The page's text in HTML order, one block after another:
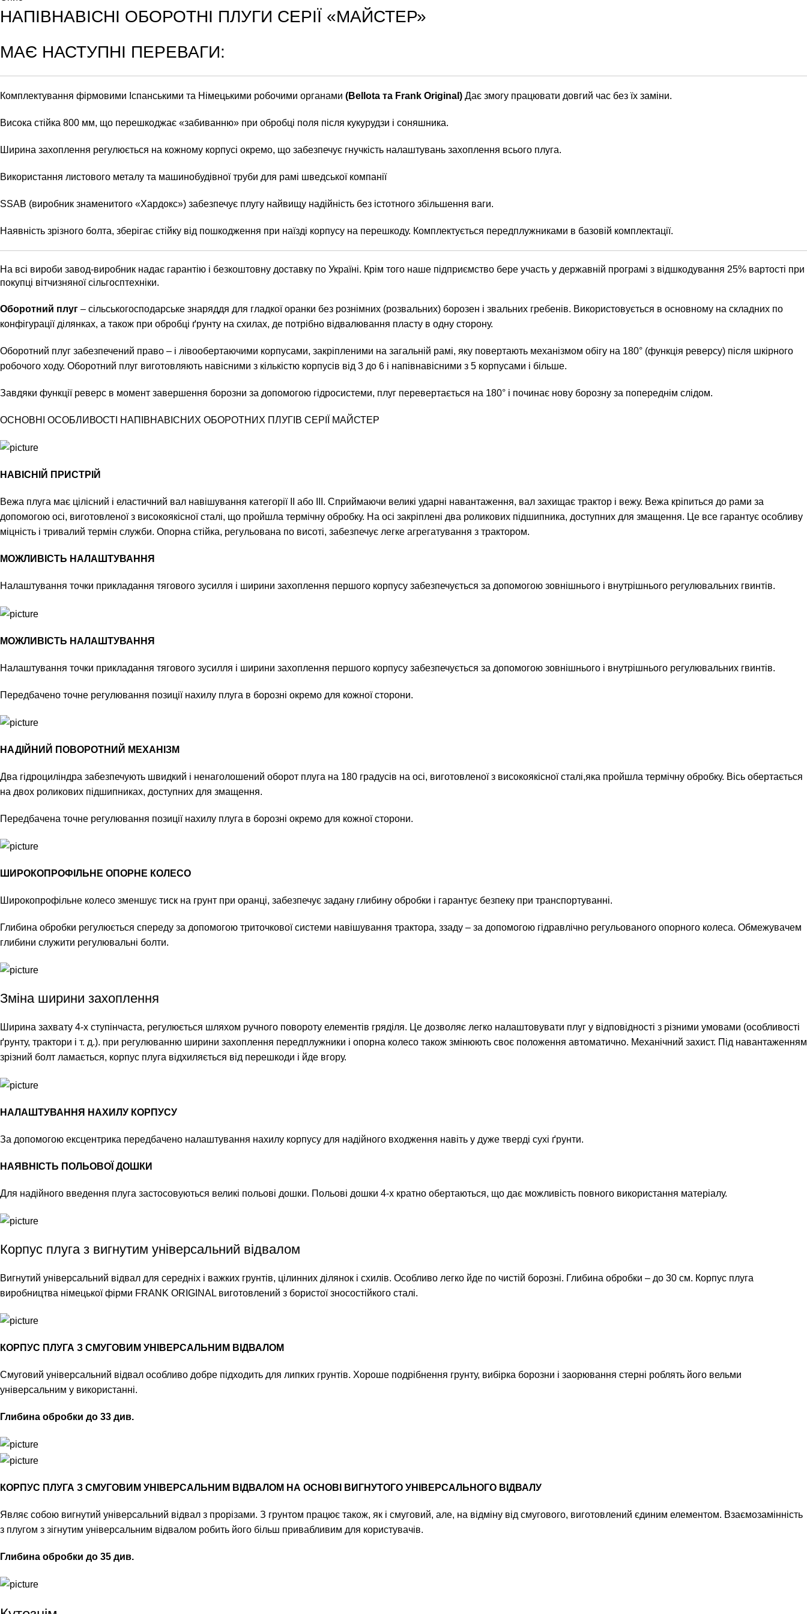
НАПІВНАВІСНІ ОБОРОТНІ ПЛУГИ СЕРІЇ «МАЙСТЕР»
МАЄ НАСТУПНІ ПЕРЕВАГИ:
Комплектування фірмовими Іспанськими та Німецькими робочими органами (Bellota та Frank Original) Дає змогу працювати довгий час без їх заміни.
Висока стійка 800 мм, що перешкоджає «забиванню» при обробці поля після кукурудзи і соняшника.
Ширина захоплення регулюється на кожному корпусі окремо, що забезпечує гнучкість налаштувань захоплення всього плуга.
Використання листового металу та машинобудівної труби для рамі шведської компанії
SSAB (виробник знаменитого «Хардокс») забезпечує плугу найвищу надійність без істотного збільшення ваги.
Наявність зрізного болта, зберігає стійку від пошкодження при наїзді корпусу на перешкоду. Комплектується передплужниками в базовій комплектації.
На всі вироби завод-виробник надає гарантію і безкоштовну доставку по Україні. Крім того наше підприємство бере участь у державній програмі з відшкодування 25% вартості при
покупці вітчизняної сільгосптехніки.
Оборотний плуг – сільськогосподарське знаряддя для гладкої оранки без рознімних (розвальних) борозен і звальних гребенів. Використовується в основному на складних по
конфігурації ділянках, а також при обробці ґрунту на схилах, де потрібно відвалювання пласту в одну сторону.
Оборотний плуг забезпечений право – і лівообертаючими корпусами, закріпленими на загальній рамі, яку повертають механізмом обігу на 180° (функція реверсу) після шкірного
робочого ходу. Оборотний плуг виготовляють навісними з кількістю корпусів від 3 до 6 і напівнавісними з 5 корпусами і більше.
Завдяки функції реверс в момент завершення борозни за допомогою гідросистеми, плуг перевертається на 180° і починає нову борозну за попереднім слідом.
ОСНОВНІ ОСОБЛИВОСТІ НАПІВНАВІСНИХ ОБОРОТНИХ ПЛУГІВ СЕРІЇ МАЙСТЕР
НАВІСНІЙ ПРИСТРІЙ
Вежа плуга має цілісний і еластичний вал навішування категорії II або III. Сприймаючи великі ударні навантаження, вал захищає трактор і вежу. Вежа кріпиться до рами за
допомогою осі, виготовленої з високоякісної сталі, що пройшла термічну обробку. На осі закріплені два роликових підшипника, доступних для змащення. Це все гарантує особливу
міцність і тривалий термін служби. Опорна стійка, регульована по висоті, забезпечує легке агрегатування з трактором.
МОЖЛИВІСТЬ НАЛАШТУВАННЯ
Налаштування точки прикладання тягового зусилля і ширини захоплення першого корпусу забезпечується за допомогою зовнішнього і внутрішнього регулювальних гвинтів.
МОЖЛИВІСТЬ НАЛАШТУВАННЯ
Налаштування точки прикладання тягового зусилля і ширини захоплення першого корпусу забезпечується за допомогою зовнішнього і внутрішнього регулювальних гвинтів.
Передбачено точне регулювання позиції нахилу плуга в борозні окремо для кожної сторони.
НАДІЙНИЙ ПОВОРОТНИЙ МЕХАНІЗМ
Два гідроциліндра забезпечують швидкий і ненаголошений оборот плуга на 180 градусів на осі, виготовленої з високоякісної сталі,яка пройшла термічну обробку. Вісь обертається
на двох роликових підшипниках, доступних для змащення.
Передбачена точне регулювання позиції нахилу плуга в борозні окремо для кожної сторони.
ШИРОКОПРОФІЛЬНЕ ОПОРНЕ КОЛЕСО
Широкопрофільне колесо зменшує тиск на грунт при оранці, забезпечує задану глибину обробки і гарантує безпеку при транспортуванні.
Глибина обробки регулюється спереду за допомогою триточкової системи навішування трактора, ззаду – за допомогою гідравлічно регульованого опорного колеса. Обмежувачем
глибини служити регулювальні болти.
Зміна ширини захоплення
Ширина захвату 4-х ступінчаста, регулюється шляхом ручного повороту елементів гряділя. Це дозволяє легко налаштовувати плуг у відповідності з різними умовами (особливості
ґрунту, трактори і т. д.). при регулюванню ширини захоплення передплужники і опорна колесо також змінюють своє положення автоматично. Механічний захист. Під навантаженням
зрізний болт ламається, корпус плуга відхиляється від перешкоди і йде вгору.
НАЛАШТУВАННЯ НАХИЛУ КОРПУСУ
За допомогою ексцентрика передбачено налаштування нахилу корпусу для надійного входження навіть у дуже тверді сухі ґрунти.
НАЯВНІСТЬ ПОЛЬОВОЇ ДОШКИ
Для надійного введення плуга застосовуються великі польові дошки. Польові дошки 4-х кратно обертаються, що дає можливість повного використання матеріалу.
Корпус плуга з вигнутим універсальний відвалом
Вигнутий універсальний відвал для середніх і важких грунтів, цілинних ділянок і схилів. Особливо легко йде по чистій борозні. Глибина обробки – до 30 см. Корпус плуга
виробництва німецької фірми FRANK ORIGINAL виготовлений з бористої зносостійкого сталі.
КОРПУС ПЛУГА З СМУГОВИМ УНІВЕРСАЛЬНИМ ВІДВАЛОМ
Смуговий універсальний відвал особливо добре підходить для липких грунтів. Хороше подрібнення грунту, вибірка борозни і заорювання стерні роблять його вельми
універсальним у використанні.
Глибина обробки до 33 див.
КОРПУС ПЛУГА З СМУГОВИМ УНІВЕРСАЛЬНИМ ВІДВАЛОМ НА ОСНОВІ ВИГНУТОГО УНІВЕРСАЛЬНОГО ВІДВАЛУ
Являє собою вигнутий універсальний відвал з прорізами. З грунтом працює також, як і смуговий, але, на відміну від смугового, виготовлений єдиним елементом. Взаємозамінність
з плугом з зігнутим універсальним відвалом робить його більш привабливим для користувачів.
Глибина обробки до 35 див.